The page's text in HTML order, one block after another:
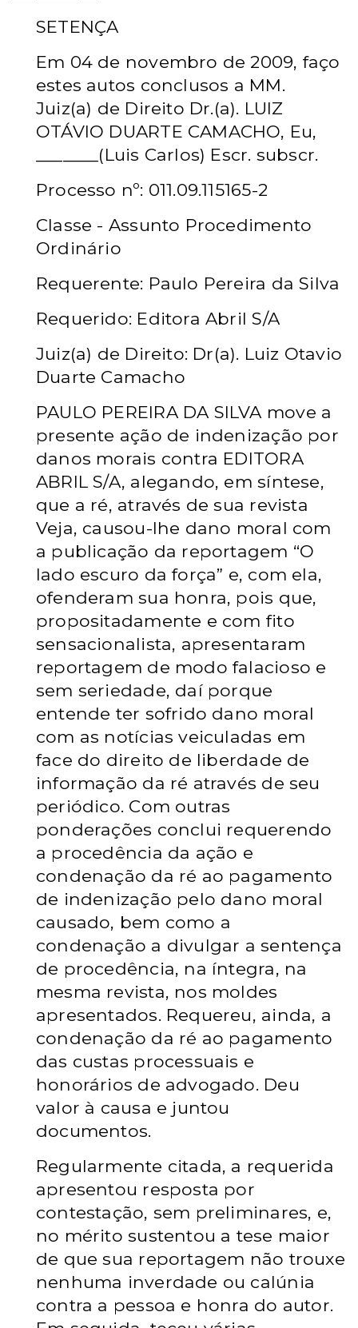
SETENÇA
Em 04 de novembro de 2009, faço
estes autos conclusos a MM.
Juiz(a) de Direito Dr.(a). LUIZ
OTÁVIO DUARTE CAMACHO, Eu,
_______(Luis Carlos) Escr. subscr.
Processo nº: 011.09.115165-2
Classe - Assunto Procedimento
Ordinário
Requerente: Paulo Pereira da Silva
Requerido: Editora Abril S/A
Juiz(a) de Direito: Dr(a). Luiz Otavio
Duarte Camacho
PAULO PEREIRA DA SILVA move a
presente ação de indenização por
danos morais contra EDITORA
ABRIL S/A, alegando, em síntese,
que a ré, através de sua revista
Veja, causou-lhe dano moral com
a publicação da reportagem “O
lado escuro da força” e, com ela,
ofenderam sua honra, pois que,
propositadamente e com fito
sensacionalista, apresentaram
reportagem de modo falacioso e
sem seriedade, daí porque
entende ter sofrido dano moral
com as notícias veiculadas em
face do direito de liberdade de
informação da ré através de seu
periódico. Com outras
ponderações conclui requerendo
a procedência da ação e
condenação da ré ao pagamento
de indenização pelo dano moral
causado, bem como a
condenação a divulgar a sentença
de procedência, na íntegra, na
mesma revista, nos moldes
apresentados. Requereu, ainda, a
condenação da ré ao pagamento
das custas processuais e
honorários de advogado. Deu
valor à causa e juntou
documentos.
Regularmente citada, a requerida
apresentou resposta por
contestação, sem preliminares, e,
no mérito sustentou a tese maior
de que sua reportagem não trouxe
nenhuma inverdade ou calúnia
contra a pessoa e honra do autor.